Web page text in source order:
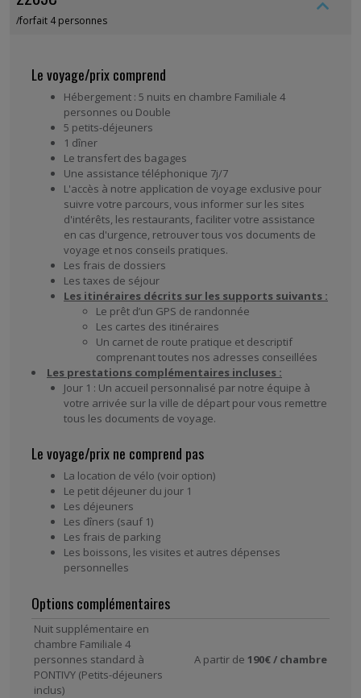
/forfait 4 personnes
Le voyage/prix comprend
Hébergement : 5 nuits en chambre Familiale 4
personnes ou Double
5 petits-déjeuners
1 dîner
Le transfert des bagages
Une assistance téléphonique 7j/7
L'accès à notre application de voyage exclusive pour
suivre votre parcours, vous informer sur les sites
d'intérêts, les restaurants, faciliter votre assistance
en cas d'urgence, retrouver tous vos documents de
voyage et nos conseils pratiques.
Les frais de dossiers
Les taxes de séjour
Les itinéraires décrits sur les supports suivants :
Le prêt d’un GPS de randonnée
Les cartes des itinéraires
Un carnet de route pratique et descriptif
comprenant toutes nos adresses conseillées
Les prestations complémentaires incluses :
Jour 1 : Un accueil personnalisé par notre équipe à
votre arrivée sur la ville de départ pour vous remettre
tous les documents de voyage.
Le voyage/prix ne comprend pas
La location de vélo (voir option)
Le petit déjeuner du jour 1
Les déjeuners
Les dîners (sauf 1)
Les frais de parking
Les boissons, les visites et autres dépenses
personnelles
Options complémentaires
Nuit supplémentaire en
chambre Familiale 4
personnes standard à
PONTIVY (Petits-déjeuners
inclus)
A partir de 190€ / chambre